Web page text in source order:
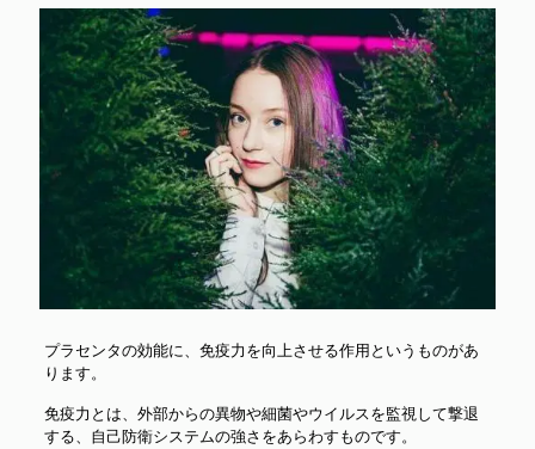
プラセンタの効能に、免疫力を向上させる作用というものがあ
ります。
免疫力とは、外部からの異物や細菌やウイルスを監視して撃退
する、自己防衛システムの強さをあらわすものです。